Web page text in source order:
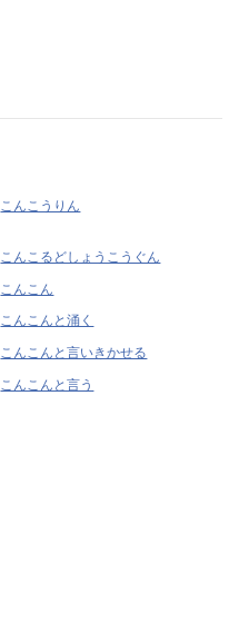
こんこうりん
こんこるどしょうこうぐん
こんこん
こんこんと涌く
こんこんと言いきかせる
こんこんと言う